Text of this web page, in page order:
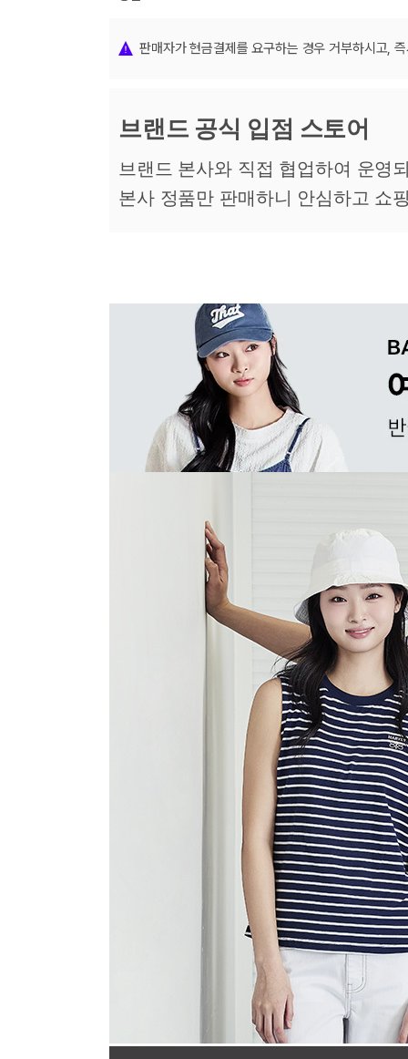
다른 고객들이 구매
뱅뱅, 이 상품은 어떠